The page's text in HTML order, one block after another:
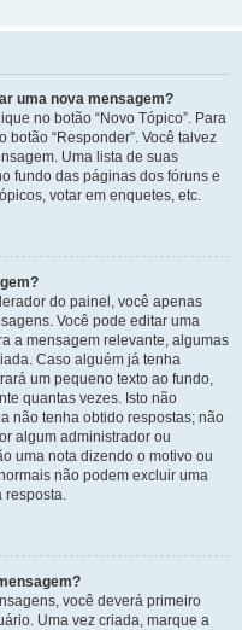
uma nova mensagem?
no botão “Novo Tópico”. Para
“Responder”. Você talvez
Uma lista de suas
fundo das páginas dos fóruns e
votar em enquetes, etc.
do painel, você apenas
Você pode editar uma
a mensagem relevante, algumas
Caso alguém já tenha
um pequeno texto ao fundo,
quantas vezes. Isto não
não tenha obtido respostas; não
algum administrador ou
uma nota dizendo o motivo ou
não podem excluir uma
resposta.
você deverá primeiro
Uma vez criada, marque a